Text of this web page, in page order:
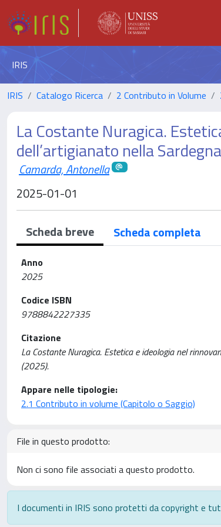
IRIS
IRIS Catalogo Ricerca 2 Contributo in Volume
La Costante Nuragica.
dell’artigianato nella
Camarda, Antonella
2025-01-01
Scheda breve Scheda completa
Anno
2025
Codice ISBN
9788842227335
Citazione
La Costante Nuragica. Estetica e ideologia nel
(2025).
Appare nelle tipologie:
2.1 Contributo in volume (Capitolo o Saggio)
File in questo prodotto:
Non ci sono file associati a questo prodotto.
I documenti in IRIS sono protetti da copyright e